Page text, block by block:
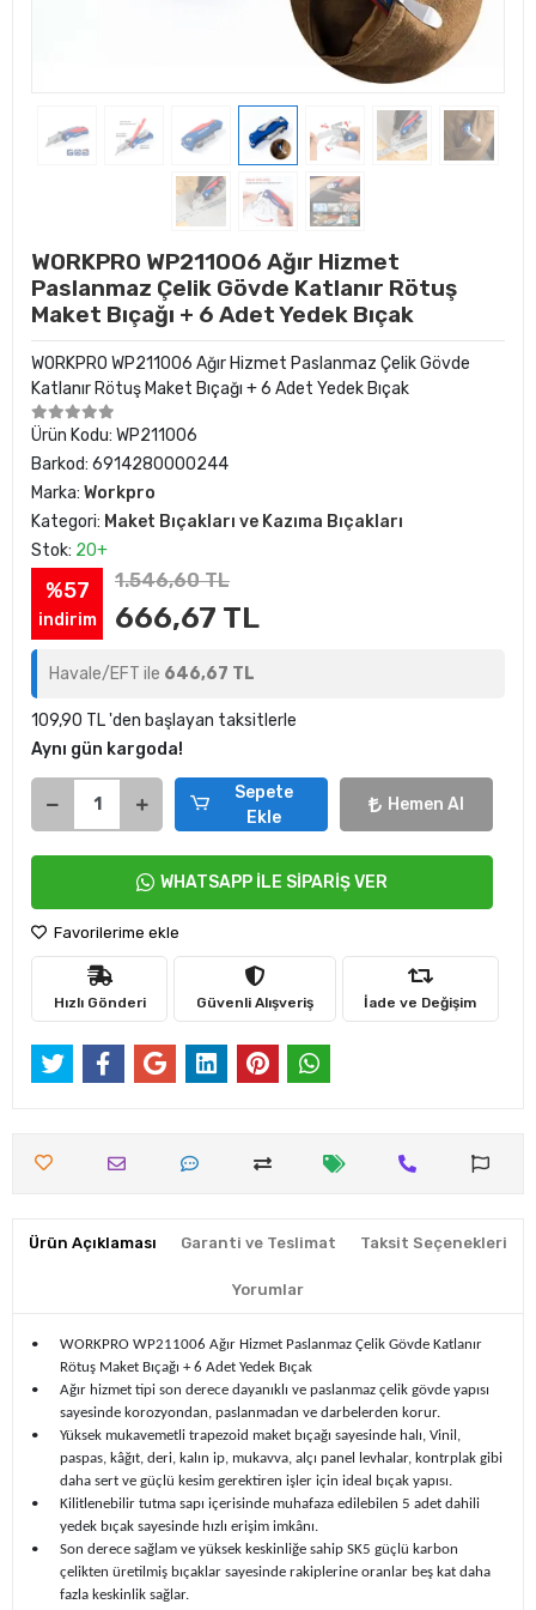
WORKPRO WP211006 Ağır Hizmet
Paslanmaz Çelik Gövde Katlanır Rötuş
Maket Bıçağı + 6 Adet Yedek Bıçak
WORKPRO WP211006 Ağır Hizmet Paslanmaz Çelik Gövde
Katlanır Rötuş Maket Bıçağı + 6 Adet Yedek Bıçak
Ürün Kodu: WP211006
Barkod: 6914280000244
Marka: Workpro
Kategori: Maket Bıçakları ve Kazıma Bıçakları
Stok: 20+
%57
indirim
1.546,60 TL
666,67 TL
Havale/EFT ile 646,67 TL
109,90 TL 'den başlayan taksitlerle
Aynı gün kargoda!
Sepete
Ekle
Hemen Al
WHATSAPP İLE SİPARİŞ VER
Favorilerime ekle
Hızlı Gönderi Güvenli Alışveriş İade ve Değişim
Ürün Açıklaması Garanti ve Teslimat Taksit Seçenekleri
Yorumlar
•
WORKPRO WP211006 Ağır Hizmet Paslanmaz Çelik Gövde Katlanır
Rötuş Maket Bıçağı + 6 Adet Yedek Bıçak
•
Ağır hizmet tipi son derece dayanıklı ve paslanmaz çelik gövde yapısı
sayesinde korozyondan, paslanmadan ve darbelerden korur.
•
Yüksek mukavemetli trapezoid maket bıçağı sayesinde halı, Vinil,
paspas, kâğıt, deri, kalın ip, mukavva, alçı panel levhalar, kontrplak gibi
daha sert ve güçlü kesim gerektiren işler için ideal bıçak yapısı.
•
Kilitlenebilir tutma sapı içerisinde muhafaza edilebilen 5 adet dahili
yedek bıçak sayesinde hızlı erişim imkânı.
•
Son derece sağlam ve yüksek keskinliğe sahip SK5 güçlü karbon
çelikten üretilmiş bıçaklar sayesinde rakiplerine oranlar beş kat daha
fazla keskinlik sağlar.